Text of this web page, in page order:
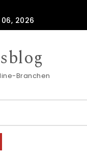
06, 2026
Branchen